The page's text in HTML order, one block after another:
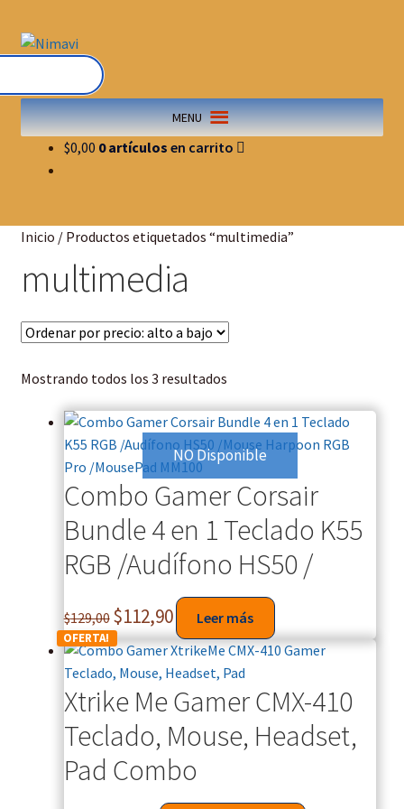
Saltar
Ir
MENU
$0,00 0 artículos
Inicio / Productos etiquetados “multimedia”
multimedia
Mostrando todos los 3 resultadosSorted
price:
high
low
NO Disponible
Combo Gamer Corsair
Bundle 4 en 1 Teclado K55
RGB /Audífono HS50 /
$129,00
Original
price
was:
$129,00.
$112,90Current
price
is:
$112,90.
Leer más
OFERTA!
Xtrike Me Gamer CMX-410
Teclado, Mouse, Headset,
Pad Combo